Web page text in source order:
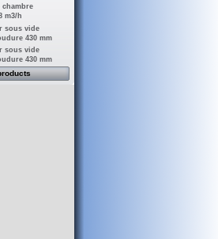
chambre
m3/h
sous vide
430 mm
sous vide
430 mm